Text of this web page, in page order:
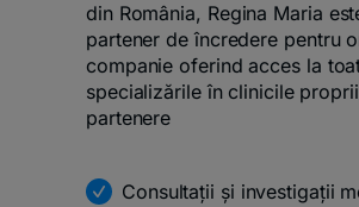
din România, Regina Maria
partener de încredere pentru
companie oferind acces la
specializările în clinicile
partenere
Consultații și investigații